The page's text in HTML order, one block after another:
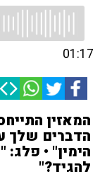
01:17
המאזין
הדברים שלך
הימין" •
להגיד?"